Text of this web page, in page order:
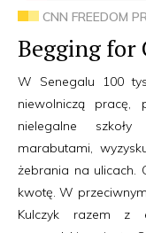
CNN FREEDOM
Begging for
W Senegalu 100
niewolniczą pracę,
nielegalne szkoły
marabutami,
żebrania na ulicach.
kwotę. W
Kulczyk razem z